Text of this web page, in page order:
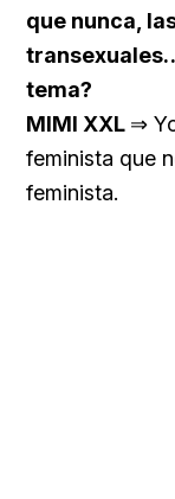
que nunca,
tema?
MIMI XXL ⇒
feminista que
feminista.